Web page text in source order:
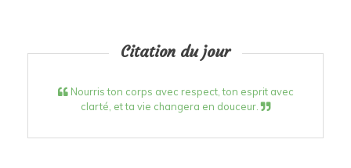
Citation du jour
Nourris ton corps avec respect, ton esprit avec
clarté, et ta vie changera en douceur.